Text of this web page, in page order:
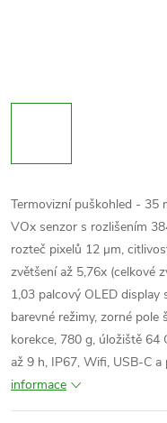
Termovizní puškohled - 35
VOx senzor s rozlišením
rozteč pixelů 12 μm,
zvětšení až 5,76x (celkové
1,03 palcový OLED
barevné režimy, zorné
korekce, 780 g, úložiště 64
až 9 h, IP67, Wifi, USB-C
informace